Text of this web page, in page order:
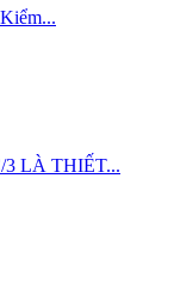
LÀ THIẾT...